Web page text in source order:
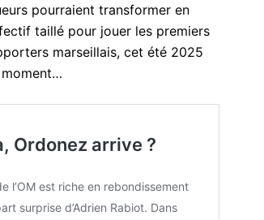
pourraient transformer en
taillé pour jouer les premiers
marseillais, cet été 2025
Ordonez arrive ?
l’OM est riche en rebondissement
surprise d’Adrien Rabiot. Dans